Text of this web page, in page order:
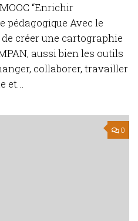
“Enrichir
pédagogique Avec le
créer une cartographie
aussi bien les outils
collaborer, travailler
et...
0